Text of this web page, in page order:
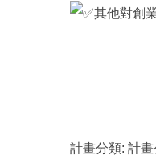
其他對創
計畫分類: 計